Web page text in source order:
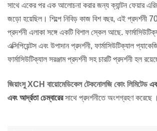
সাথে একের পর এক আলোচনা করার জন্য ক্যান্টন ফেয়ার
জড়ো হয়েছিল। শিল্পে নিবিড় কাজ বিশ বছর, এই প্রদর্শনী
প্রদর্শনী এলাকা সঙ্গে একটি বিশাল স্কেল আছে.
এক্সিপিয়েন্টস এবং উপাদান প্রদর্শনী, ফার্মাসিউটিক্যাল
ফার্মাসিউটিক্যাল সরঞ্জাম প্রদর্শনী সহ চারটি প্রদর্শনী হল
জিয়াংসু XCH বায়োমেডিকেল টেকনোলজি কোং লিমিটেড
এবং আর্দ্রতা চেম্বারেরসাথে প্রদর্শনীতে অংশগ্রহণ করেছে ।